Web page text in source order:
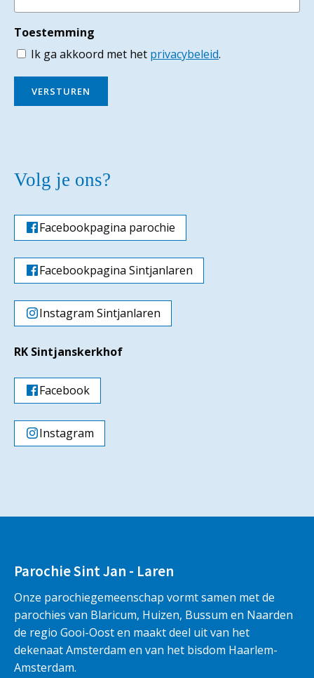
Toestemming
Ik ga akkoord met het privacybeleid.
VERSTUREN
Volg je ons?
Facebookpagina parochie
Facebookpagina Sintjanlaren
Instagram Sintjanlaren
RK Sintjanskerkhof
Facebook
Instagram
Parochie Sint Jan - Laren
Onze parochiegemeenschap vormt samen met de
parochies van Blaricum, Huizen, Bussum en Naarden
de regio Gooi-Oost en maakt deel uit van het
dekenaat Amsterdam en van het bisdom Haarlem-
Amsterdam.